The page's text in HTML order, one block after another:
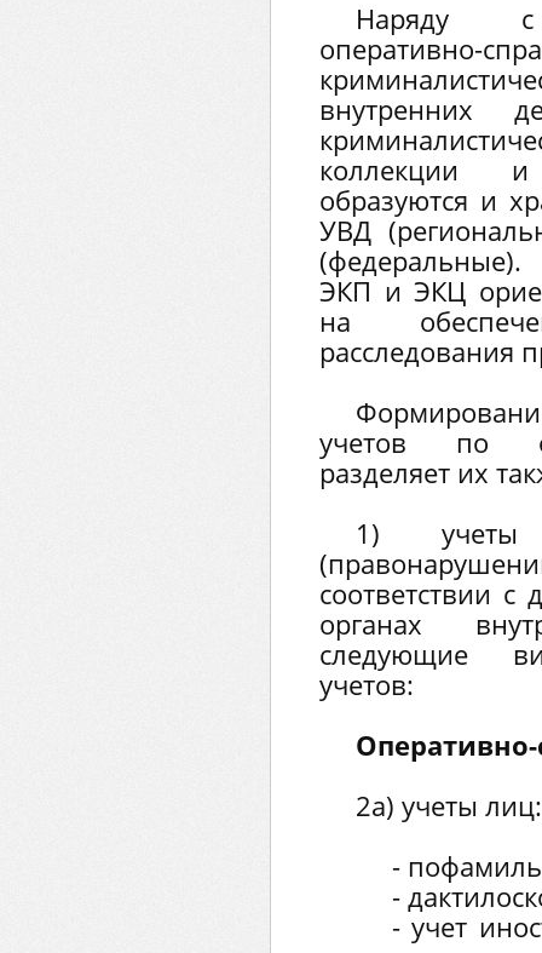
Наряду с
оперативно-
внутренних
коллекции и
образуются и
УВД
ЭКП и ЭКЦ
на
расследования
учетов по
разделяет их
1) учеты
соответствии с
органах
следующие
учетов:
2а) учеты лиц:
-
-
- учет